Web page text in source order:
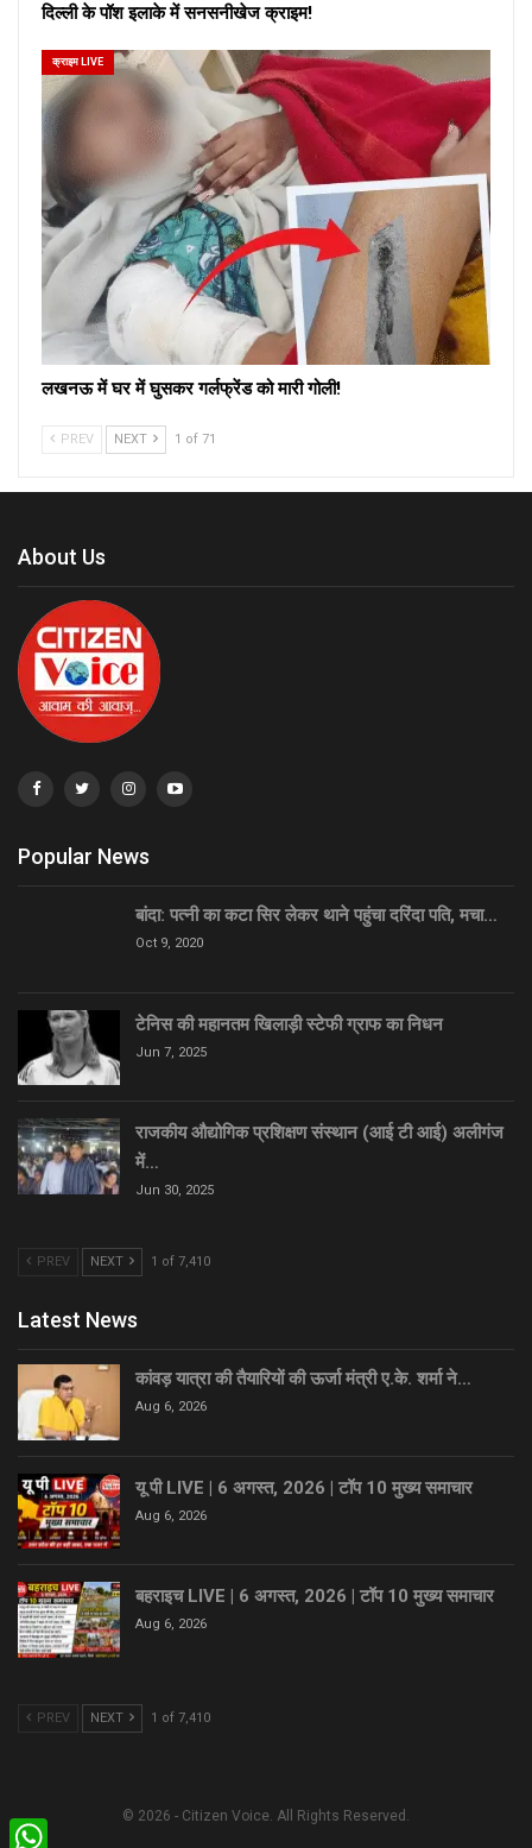
दिल्ली के पॉश इलाके में सनसनीखेज क्राइम!
क्राइम LIVE
लखनऊ में घर में घुसकर गर्लफ्रेंड को मारी गोली!
PREV NEXT 1 of 71
About Us
Popular News
बांदा: पत्नी का कटा सिर लेकर थाने पहुंचा दरिंदा पति, मचा…
Oct 9, 2020
टेनिस की महानतम खिलाड़ी स्टेफी ग्राफ का निधन
Jun 7, 2025
राजकीय औद्योगिक प्रशिक्षण संस्थान (आई टी आई) अलीगंज
में…
Jun 30, 2025
PREV NEXT 1 of 7,410
Latest News
कांवड़ यात्रा की तैयारियों की ऊर्जा मंत्री ए.के. शर्मा ने…
Aug 6, 2026
यू पी LIVE | 6 अगस्त, 2026 | टॉप 10 मुख्य समाचार
Aug 6, 2026
बहराइच LIVE | 6 अगस्त, 2026 | टॉप 10 मुख्य समाचार
Aug 6, 2026
PREV NEXT 1 of 7,410
© 2026 - Citizen Voice. All Rights Reserved.